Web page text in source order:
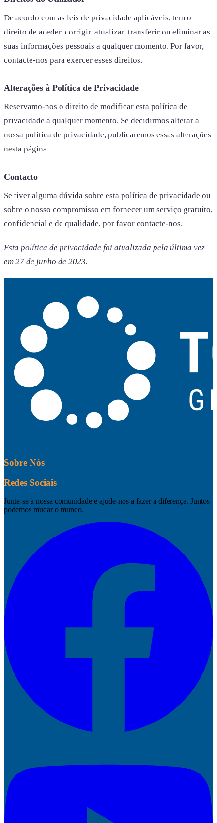
De acordo com as leis de privacidade aplicáveis, tem o
direito de aceder, corrigir, atualizar, transferir ou eliminar as
suas informações pessoais a qualquer momento. Por favor,
contacte-nos para exercer esses direitos.
Alterações à Política de Privacidade
Reservamo-nos o direito de modificar esta política de
privacidade a qualquer momento. Se decidirmos alterar a
nossa política de privacidade, publicaremos essas alterações
nesta página.
Contacto
Se tiver alguma dúvida sobre esta política de privacidade ou
sobre o nosso compromisso em fornecer um serviço gratuito,
confidencial e de qualidade, por favor contacte-nos.
Esta política de privacidade foi atualizada pela última vez
em 27 de junho de 2023.
Sobre Nós
Redes Sociais
Junte-se à nossa comunidade e ajude-nos a fazer a diferença. Juntos
podemos mudar o mundo.